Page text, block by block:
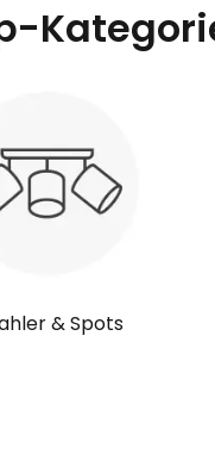
& Spots